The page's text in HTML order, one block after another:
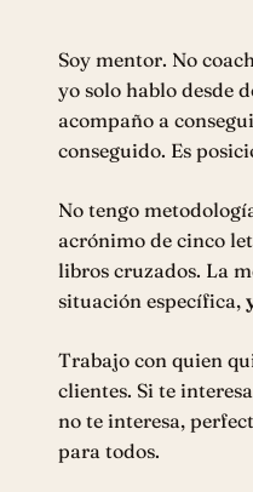
Soy mentor. No
yo solo hablo desde
acompaño a
conseguido. Es
No tengo
acrónimo de cinco
libros cruzados. La
situación específica,
Trabajo con quien
clientes. Si te
no te interesa,
para todos.